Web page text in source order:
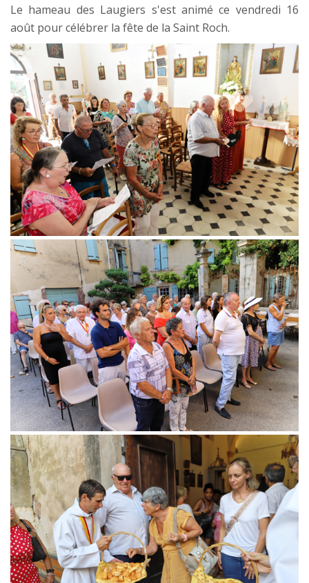
Le hameau des Laugiers s'est animé ce vendredi 16
août pour célébrer la fête de la Saint Roch.